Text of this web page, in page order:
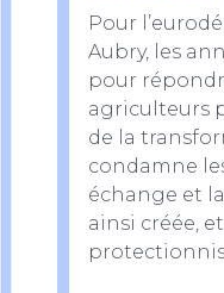
Pour
Aubry, les
pour
agriculteurs
de la
condamne
échange et
ainsi créée,